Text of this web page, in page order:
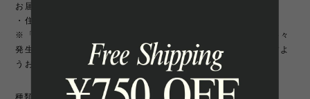
お届け先について
・住所変更には追加手数料が発生いたします。
※「町名・丁目番地・部屋番号」の住所不備による配送遅延が多々
発生しております。宛先を十分にご確認の上ご注文いただきますよ
うお願いいたします。
種類